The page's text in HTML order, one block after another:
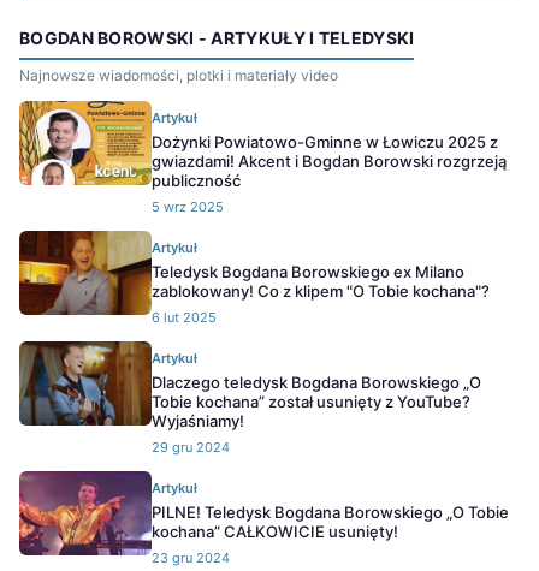
BOGDAN BOROWSKI - ARTYKUŁY I TELEDYSKI
Najnowsze wiadomości, plotki i materiały video
Artykuł
Dożynki Powiatowo-Gminne w Łowiczu 2025 z
gwiazdami! Akcent i Bogdan Borowski rozgrzeją
publiczność
5 wrz 2025
Artykuł
Teledysk Bogdana Borowskiego ex Milano
zablokowany! Co z klipem "O Tobie kochana"?
6 lut 2025
Artykuł
Dlaczego teledysk Bogdana Borowskiego „O
Tobie kochana” został usunięty z YouTube?
Wyjaśniamy!
29 gru 2024
Artykuł
PILNE! Teledysk Bogdana Borowskiego „O Tobie
kochana” CAŁKOWICIE usunięty!
23 gru 2024